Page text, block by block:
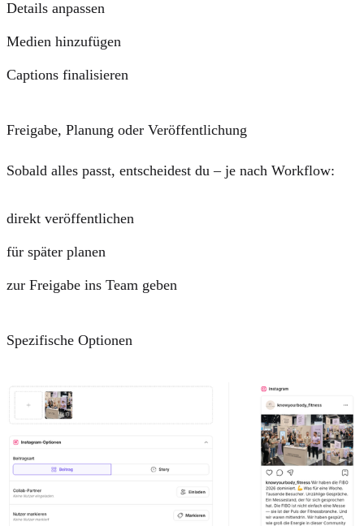
Details anpassen
Medien hinzufügen
Captions finalisieren
Freigabe, Planung oder Veröffentlichung
Sobald alles passt, entscheidest du – je nach Workflow:
direkt veröffentlichen
für später planen
zur Freigabe ins Team geben
Spezifische Optionen